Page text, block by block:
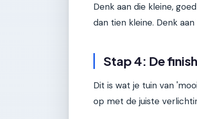
Denk aan die kleine,
dan tien kleine. Denk
Stap 4: De
Dit is wat je tuin van
op met de juiste